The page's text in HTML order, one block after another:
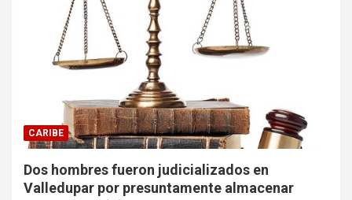
CARIBE
Dos hombres fueron judicializados en
Valledupar por presuntamente almacenar